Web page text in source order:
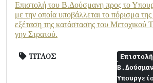
Επιστολή του Β.Δούσμανη προς το
με την οποία υποβάλλεται το πόρισμα της
εξέταση της κατάστασης του Μετοχικού
γην Στρατού.
ΤΙΤΛΟΣ